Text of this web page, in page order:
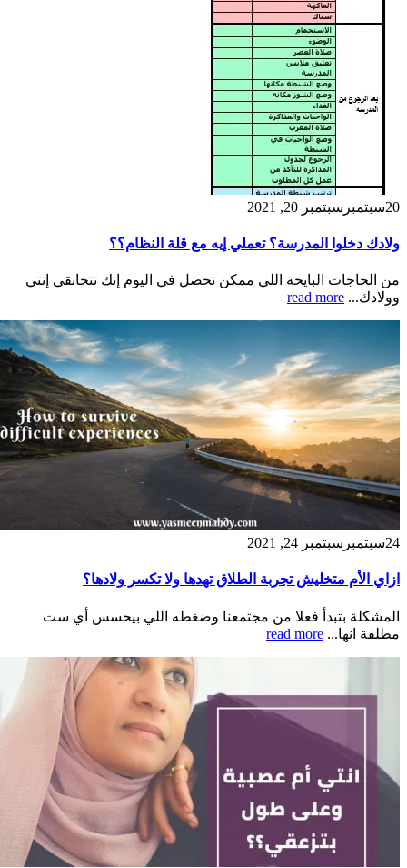
20سبتمبر سبتمبر 20, 2021
ولادك دخلوا المدرسة؟ تعملي إيه مع قلة النظام؟؟
من الحاجات البايخة اللي ممكن تحصل في اليوم إنك تتخانقي إنتي
وولادك... read more
24سبتمبر سبتمبر 24, 2021
ازاي الأم متخليش تجربة الطلاق تهدها ولا تكسر ولادها؟
المشكلة بتبدأ فعلا من مجتمعنا وضغطه اللي بيحسس أي ست
مطلقة انها... read more